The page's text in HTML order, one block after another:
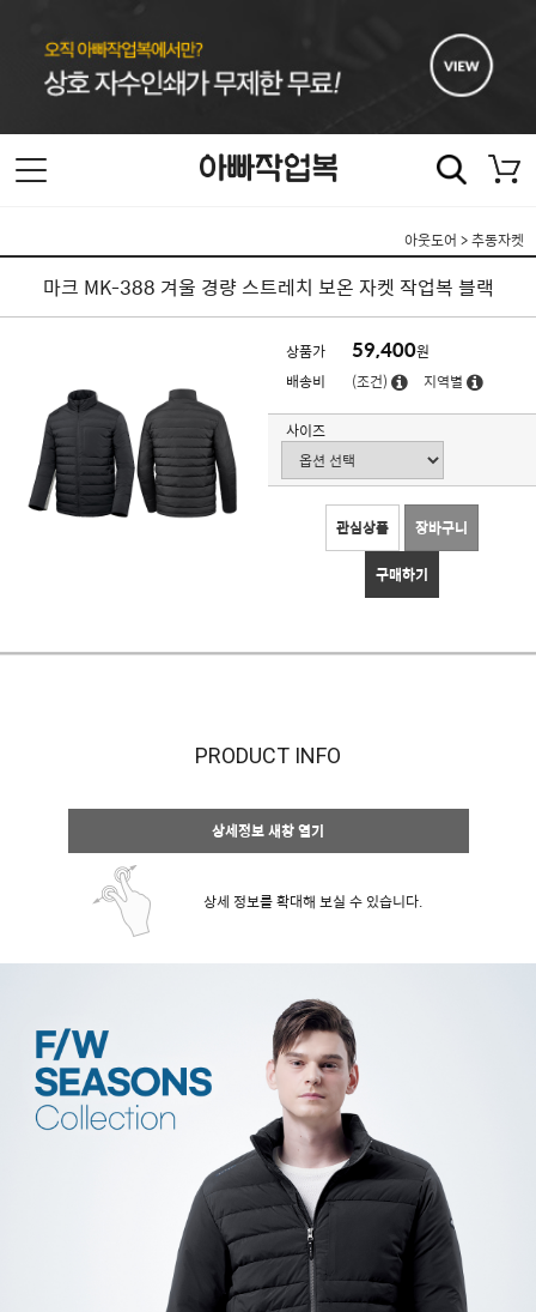
아웃도어 >추동자켓
마크 MK-388 겨울 경량 스트레치 보온 자켓 작업복 블랙
상품가 59,400원
배송비
(조건) 지역별
사이즈
관심상품 장바구니
구매하기
PRODUCT INFO
상세정보 새창 열기
상세 정보를 확대해 보실 수 있습니다.